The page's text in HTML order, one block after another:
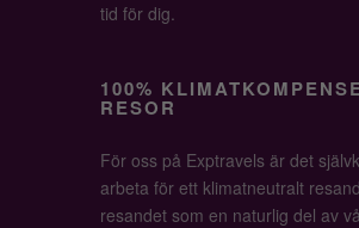
tid för dig.
100%
RESOR
För oss på Exptravels är det
arbeta för ett klimatneutralt
resandet som en naturlig del av